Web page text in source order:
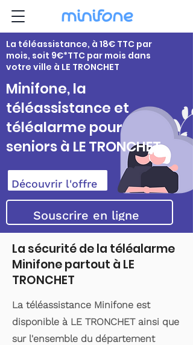
La téléassistance, à 18€ TTC par
mois, soit 9€*TTC par mois dans
votre ville à LE TRONCHET
Minifone, la
téléassistance et
téléalarme pour
seniors à LE TRONCHET
Découvrir l'offre
Souscrire en ligne
La sécurité de la téléalarme
Minifone partout à LE
TRONCHET
La téléassistance Minifone est
disponible à LE TRONCHET ainsi que
sur l'ensemble du département